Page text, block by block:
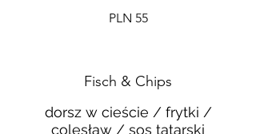
PLN 55
Fisch & Chips
dorsz w cieście / frytki /
colesław / sos tatarski